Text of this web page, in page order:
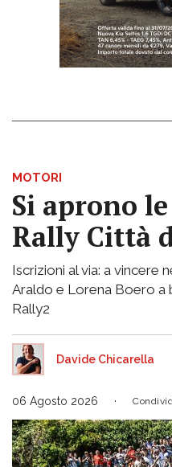
MOTORI
Si aprono
Rally Città
Iscrizioni al via: a vincere
Araldo e Lorena Boero a
Rally2
Davide Chicarella
06 Agosto 2026